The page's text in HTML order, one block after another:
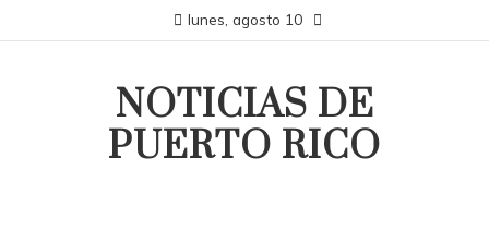
lunes, agosto 10
NOTICIAS DE
PUERTO RICO